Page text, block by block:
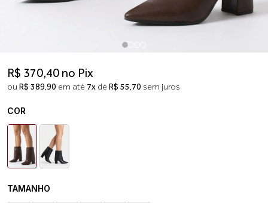
R$ 370,40 no Pix
ou R$ 389,90 em até 7x de R$ 55,70 sem juros
COR
TAMANHO